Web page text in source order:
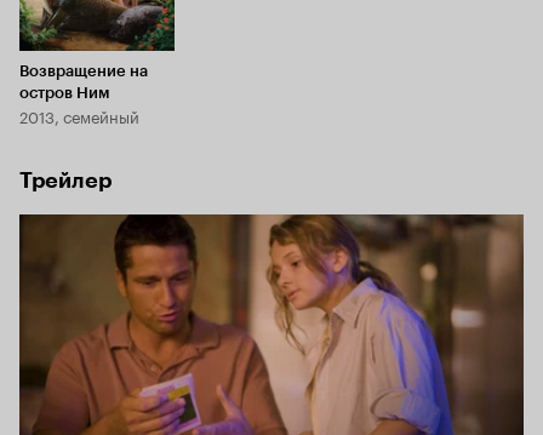
Возвращение на
остров Ним
2013, семейный
Трейлер